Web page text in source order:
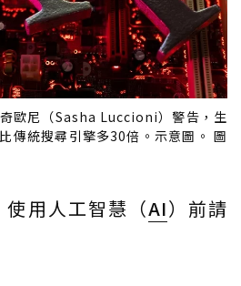
歐尼（Sasha Luccioni）警告，生
傳統搜尋引擎多30倍。示意圖。 圖
使用人工智慧（AI）前請